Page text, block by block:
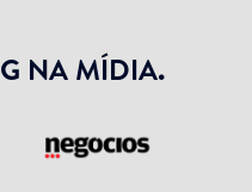
NA MÍDIA.